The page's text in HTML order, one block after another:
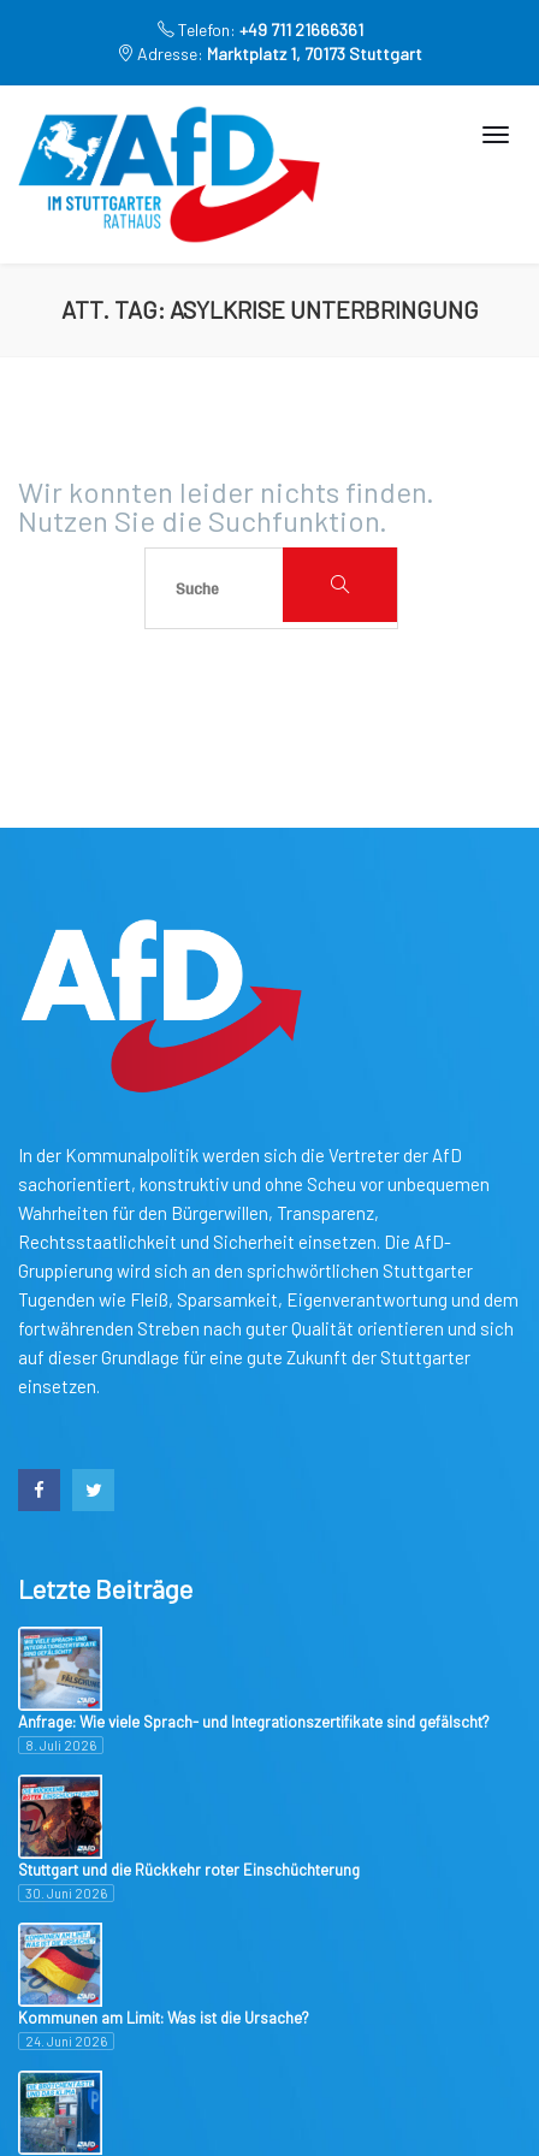
Telefon: +49 711 21666361
Adresse: Marktplatz 1, 70173 Stuttgart
ATT. TAG: ASYLKRISE UNTERBRINGUNG
Wir konnten leider nichts finden.
Nutzen Sie die Suchfunktion.
In der Kommunalpolitik werden sich die Vertreter der AfD
sachorientiert, konstruktiv und ohne Scheu vor unbequemen
Wahrheiten für den Bürgerwillen, Transparenz,
Rechtsstaatlichkeit und Sicherheit einsetzen. Die AfD-
Gruppierung wird sich an den sprichwörtlichen Stuttgarter
Tugenden wie Fleiß, Sparsamkeit, Eigenverantwortung und dem
fortwährenden Streben nach guter Qualität orientieren und sich
auf dieser Grundlage für eine gute Zukunft der Stuttgarter
einsetzen.
Letzte Beiträge
Anfrage: Wie viele Sprach- und Integrationszertifikate sind gefälscht?
8. Juli 2026
Stuttgart und die Rückkehr roter Einschüchterung
30. Juni 2026
Kommunen am Limit: Was ist die Ursache?
24. Juni 2026